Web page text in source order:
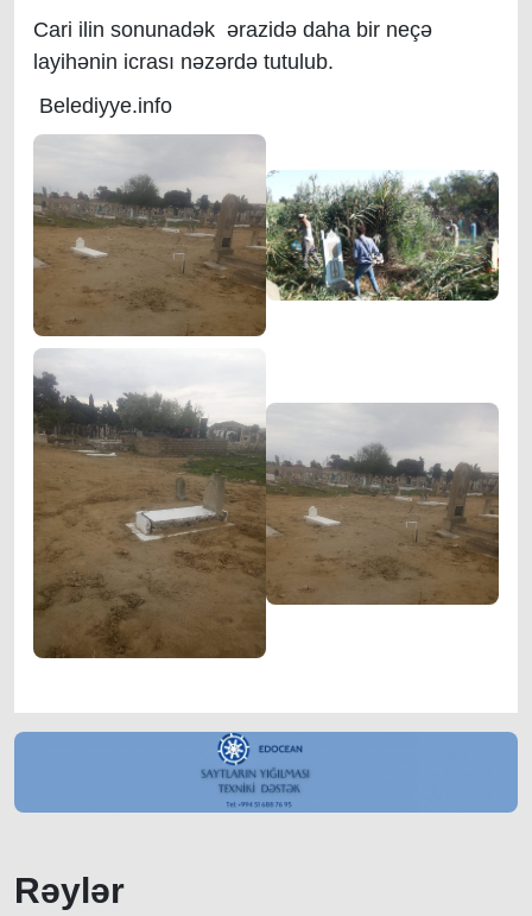
Cari ilin sonunadək ərazidə daha bir neçə
layihənin icrası nəzərdə tutulub.
Belediyye.info
Rəylər